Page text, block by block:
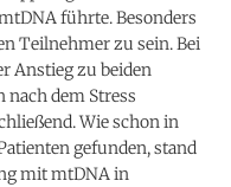
führte. Besonders
Teilnehmer zu sein. Bei
Anstieg zu beiden
dem Stress
Wie schon in
gefunden, stand
mit mtDNA in